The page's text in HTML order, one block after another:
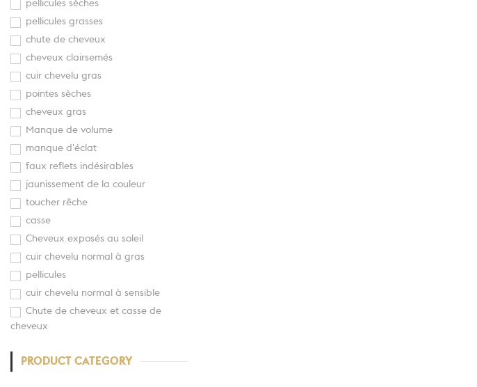
pellicules sèches
pellicules grasses
chute de cheveux
cheveux clairsemés
cuir chevelu gras
pointes sèches
cheveux gras
Manque de volume
manque d'éclat
faux reflets indésirables
jaunissement de la couleur
toucher rêche
casse
Cheveux exposés au soleil
cuir chevelu normal à gras
pellicules
cuir chevelu normal à sensible
Chute de cheveux et casse de
cheveux
PRODUCT CATEGORY